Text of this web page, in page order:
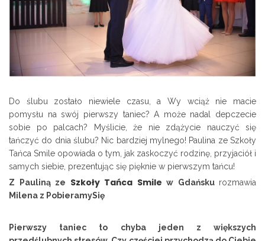
Do ślubu zostało niewiele czasu, a Wy wciąż nie macie
pomysłu na swój pierwszy taniec? A może nadal depczecie
sobie po palcach? Myślicie, że nie zdążycie nauczyć się
tańczyć do dnia ślubu? Nic bardziej mylnego! Paulina ze Szkoły
Tańca Smile opowiada o tym, jak zaskoczyć rodzinę, przyjaciół i
samych siebie, prezentując się pięknie w pierwszym tańcu!
Z Pauliną ze Szkoły Tańca Smile w Gdańsku rozmawia
Milena z PobieramySię
Pierwszy taniec to chyba jeden z większych